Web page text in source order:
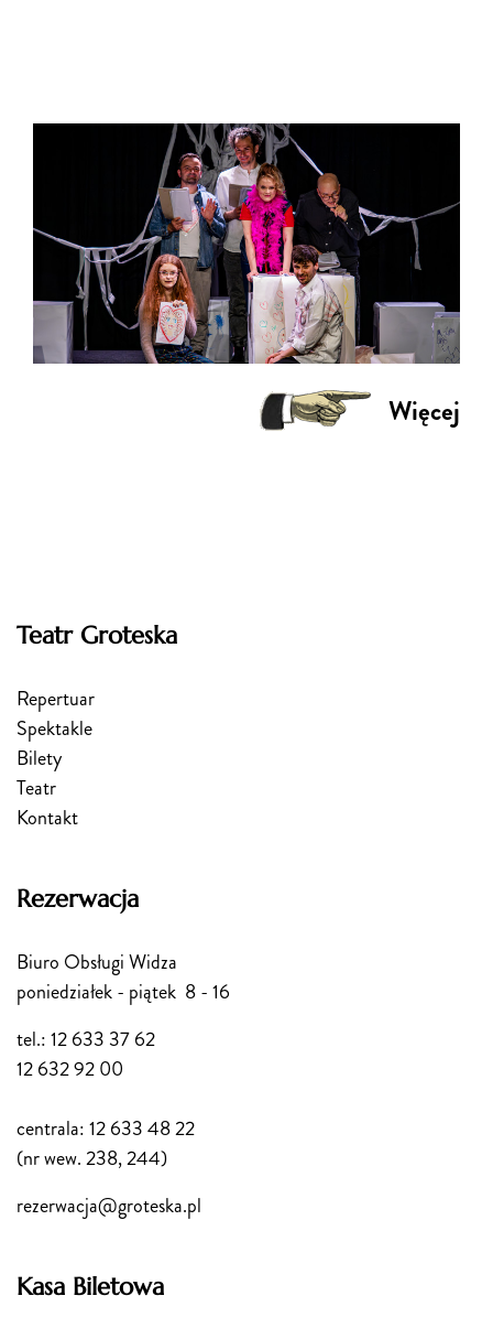
Więcej
Teatr Groteska
Repertuar
Spektakle
Bilety
Teatr
Kontakt
Rezerwacja
Biuro Obsługi Widza
poniedziałek - piątek 8 - 16
tel.: 12 633 37 62
12 632 92 00
centrala: 12 633 48 22
(nr wew. 238, 244)
rezerwacja@groteska.pl
Kasa Biletowa